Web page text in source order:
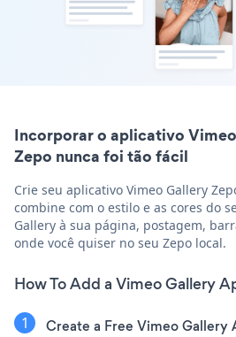
Incorporar o aplicativo
Zepo nunca foi tão fácil
Crie seu aplicativo Vimeo Gallery
combine com o estilo e as cores do
Gallery à sua página, postagem,
onde você quiser no seu Zepo local.
How To Add a Vimeo Gallery
Create a Free Vimeo Gallery